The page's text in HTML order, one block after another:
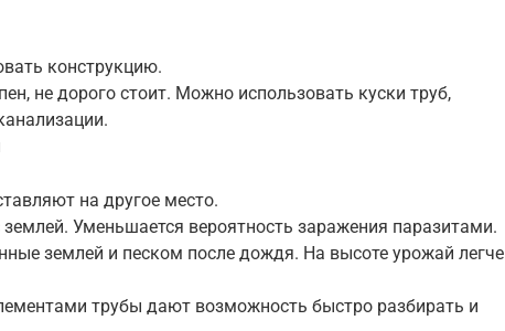
конструкцию.
не дорого стоит. Можно использовать куски труб,
на другое место.
землей. Уменьшается вероятность заражения паразитами.
землей и песком после дождя. На высоте урожай легче
трубы дают возможность быстро разбирать и